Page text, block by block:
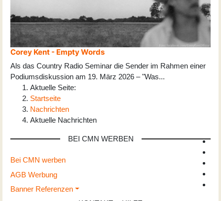
Corey Kent - Empty Words
Als das Country Radio Seminar die Sender im Rahmen einer
Podiumsdiskussion am 19. März 2026 – "Was...
Aktuelle Seite:
Startseite
Nachrichten
Aktuelle Nachrichten
BEI CMN WERBEN
Bei CMN werben
AGB Werbung
Banner Referenzen